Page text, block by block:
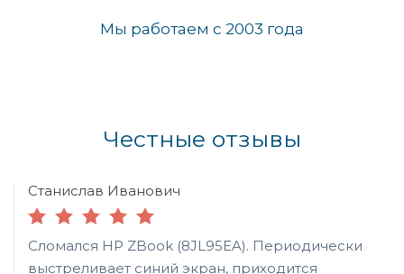
Мы работаем с 2003 года
Честные отзывы
Станислав Иванович
Сломался HP ZBook (8JL95EA). Периодически
выстреливает синий экран, приходится